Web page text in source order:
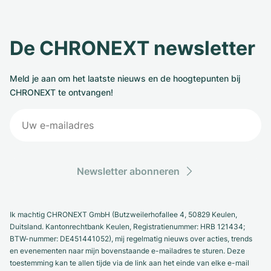
De CHRONEXT newsletter
Meld je aan om het laatste nieuws en de hoogtepunten bij
CHRONEXT te ontvangen!
Newsletter abonneren
Ik machtig CHRONEXT GmbH (Butzweilerhofallee 4, 50829 Keulen,
Duitsland. Kantonrechtbank Keulen, Registratienummer: HRB 121434;
BTW-nummer: DE451441052), mij regelmatig nieuws over acties, trends
en evenementen naar mijn bovenstaande e-mailadres te sturen. Deze
toestemming kan te allen tijde via de link aan het einde van elke e-mail